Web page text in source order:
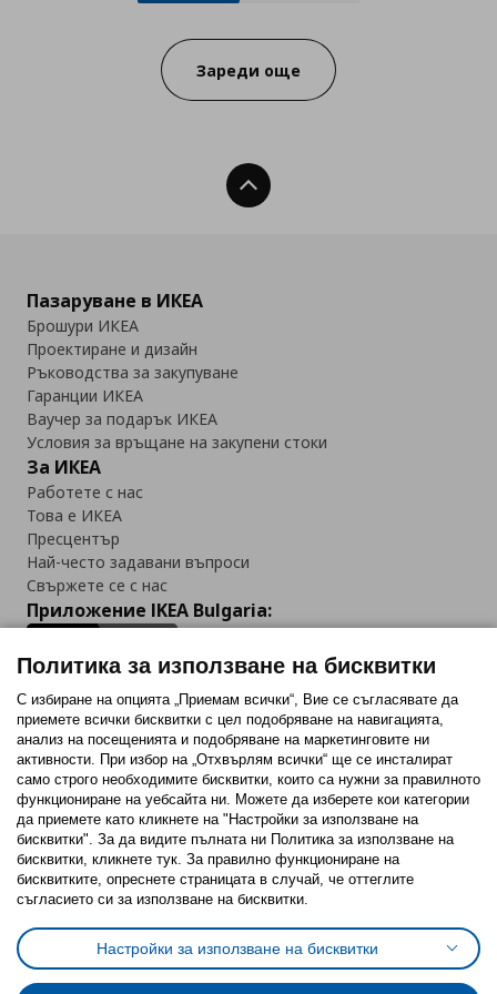
Progress:
Зареди още
Нагоре
Пазаруване в ИКЕА
Брошури ИКЕА
Проектиране и дизайн
Ръководства за закупуване
Гаранции ИКЕА
Ваучер за подарък ИКЕА
Условия за връщане на закупени стоки
За ИКЕА
Работете с нас
Това е ИКЕА
Пресцентър
Най-често задавани въпроси
Свържете се с нас
Приложение IKEA Bulgaria:
Последвайте ни:
FacebookTwitterYoutubePinterestInstagram
Политика за използване на бисквитки (Cookies)
Избор на настройки за използване на бисквитки
Условия за ползване на ikea.bgОбща политика за личните данни
Политика за защита на личните данни на ikea.bg
Политика за използване на бисквитки
С избиране на опцията „Приемам всички“, Вие се съгласявате да
приемете всички бисквитки с цел подобряване на навигацията,
анализ на посещенията и подобряване на маркетинговите ни
активности. При избор на „Отхвърлям всички“ ще се инсталират
само строго необходимитe бисквитки, които са нужни за правилното
функциониране на уебсайта ни. Можете да изберете кои категории
да приемете като кликнете на "Настройки за използване на
бисквитки". За да видите пълната ни Политика за използване на
бисквитки, кликнете тук. За правилно функциониране на
бисквитките, опреснете страницата в случай, че оттеглите
съгласието си за използване на бисквитки.
Настройки за използване на бисквитки